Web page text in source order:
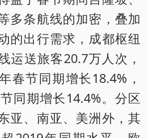
多条航线的加密，叠加
的出行需求，成都枢纽
运送旅客20.7万人次，
春节同期增长18.4%，
同期增长14.4%。分区
亚、南亚、美洲外，其